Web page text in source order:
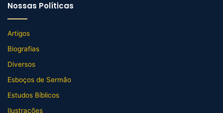
Nossas Políticas
Artigos
Biografias
Diversos
Esboços de Sermão
Estudos Bíblicos
Ilustrações